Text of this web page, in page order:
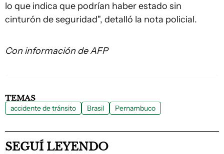
lo que indica que podrían haber estado sin
cinturón de seguridad", detalló la nota policial.
Con información de AFP
TEMAS
accidente de tránsito Brasil Pernambuco
SEGUÍ LEYENDO